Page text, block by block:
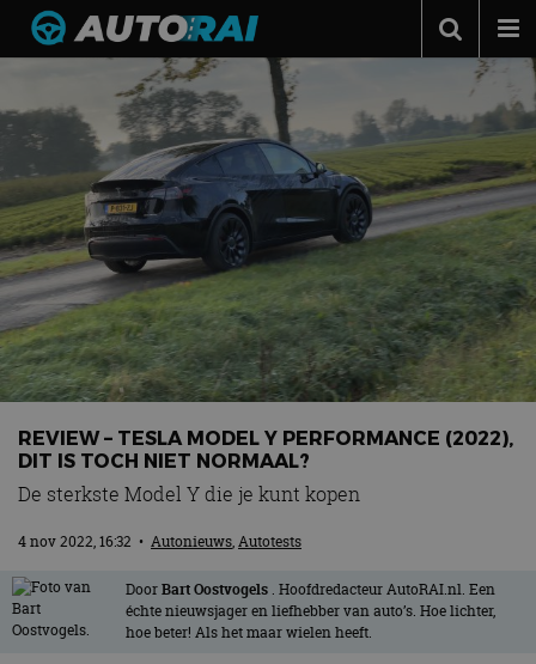
Autonieuws
Podcast
Autotests
Automerken
Adverteren
Contact
MotorRAI.nl
REVIEW – TESLA MODEL Y PERFORMANCE (2022),
DIT IS TOCH NIET NORMAAL?
De sterkste Model Y die je kunt kopen
4 nov 2022, 16:32 • Autonieuws,Autotests
DoorBart Oostvogels . Hoofdredacteur AutoRAI.nl. Een
échte nieuwsjager en liefhebber van auto’s. Hoe lichter,
hoe beter! Als het maar wielen heeft.